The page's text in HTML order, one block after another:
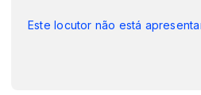
Este locutor não está